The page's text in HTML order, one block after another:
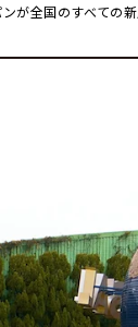
が全国のすべての